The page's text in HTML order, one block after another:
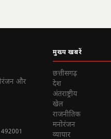
और
492001
मुख्य खबरें
छत्तीसगढ़
देश
अंतराष्ट्रीय
खेल
राजनीतिक
मनोरंजन
व्यापार